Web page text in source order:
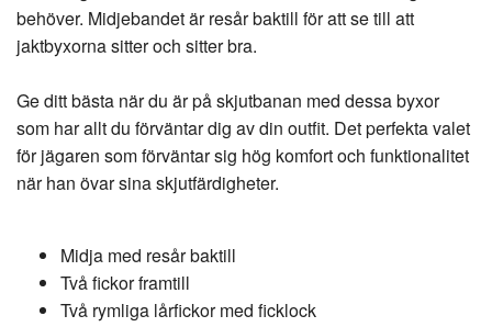
behöver. Midjebandet är resår baktill för att se till att
jaktbyxorna sitter och sitter bra.
Ge ditt bästa när du är på skjutbanan med dessa byxor
som har allt du förväntar dig av din outfit. Det perfekta valet
för jägaren som förväntar sig hög komfort och funktionalitet
när han övar sina skjutfärdigheter.
Midja med resår baktill
Två fickor framtill
Två rymliga lårfickor med ficklock